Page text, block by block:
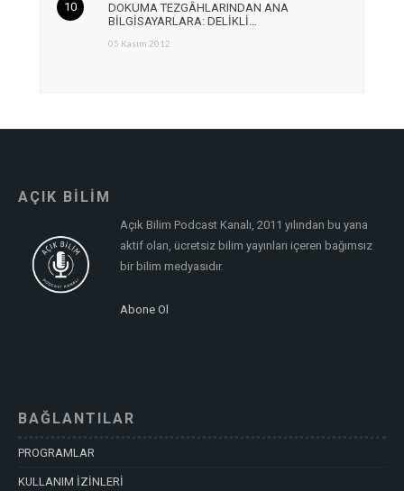
DOKUMA TEZGÂHLARINDAN ANA
BİLGİSAYARLARA: DELİKLİ…
05 Kasım 2012
AÇIK BİLİM
Açık Bilim Podcast Kanalı, 2011 yılından bu yana
aktif olan, ücretsiz bilim yayınları içeren bağımsız
bir bilim medyasıdır.
Abone Ol
BAĞLANTILAR
PROGRAMLAR
KULLANIM İZİNLERİ